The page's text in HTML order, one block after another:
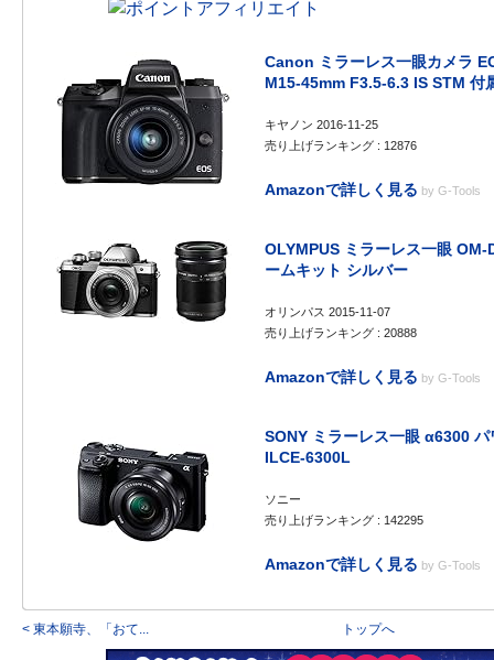
Canon ミラーレス一眼カメラ
M15-45mm F3.5-6.3 IS STM 付
キヤノン 2016-11-25
売り上げランキング : 12876
Amazonで詳しく見る by G-Tools
OLYMPUS ミラーレス一眼
ームキット シルバー
オリンパス 2015-11-07
売り上げランキング : 20888
Amazonで詳しく見る by G-Tools
SONY ミラーレス一眼 α6300
ILCE-6300L
ソニー
売り上げランキング : 142295
Amazonで詳しく見る by G-Tools
< 東本願寺、「おて... トップへ